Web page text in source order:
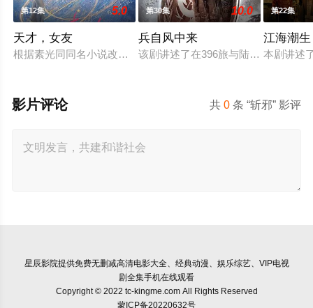
第12集 5.0
天才，女友
根据素光同同名小说改编。江逾白长大以后，林知夏忽然对他
第30集 10.0
兵自风中来
该剧讲述了在396旅与陆军步兵学院
第22集
江海潮生
本剧讲述
共0 条 “斩邪” 影评
影片评论
星辰影院提供免费无删减高清电影大全、经典动漫、娱乐综艺、VIP电视
剧全集手机在线观看
Copyright © 2022 tc-kingme.com All Rights Reserved
蒙ICP备20220632号